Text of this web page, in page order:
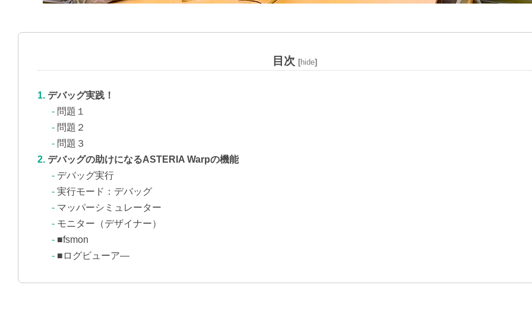
目次 [hide]
デバッグ実践！
問題１
問題２
問題３
デバッグの助けになるASTERIA Warpの機能
デバッグ実行
実行モード：デバッグ
マッパーシミュレーター
モニター（デザイナー）
■fsmon
■ログビューア―